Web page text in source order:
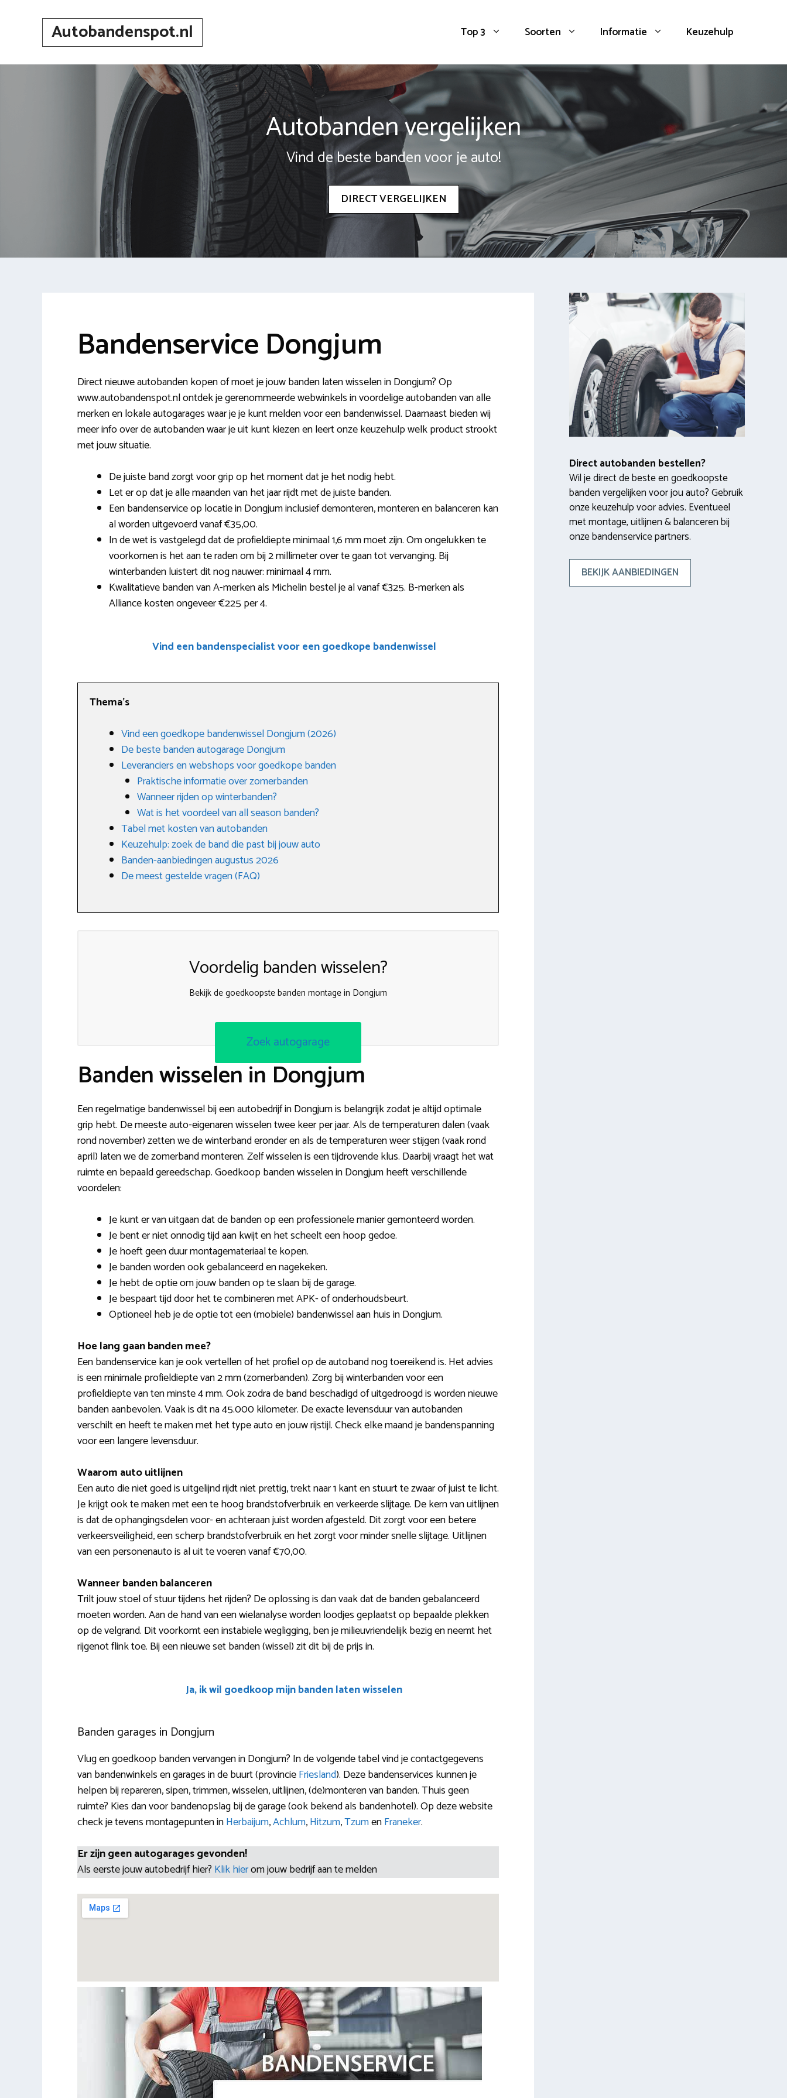
Autobandenspot.nl Top 3 Soorten Informatie Keuzehulp
Autobanden vergelijken
Vind de beste banden voor je auto!
DIRECT VERGELIJKEN
Bandenservice Dongjum
Direct nieuwe autobanden kopen of moet je jouw banden laten wisselen in Dongjum? Op
www.autobandenspot.nl ontdek je gerenommeerde webwinkels in voordelige autobanden van alle
merken en lokale autogarages waar je je kunt melden voor een bandenwissel. Daarnaast bieden wij
meer info over de autobanden waar je uit kunt kiezen en leert onze keuzehulp welk product strookt
met jouw situatie.
De juiste band zorgt voor grip op het moment dat je het nodig hebt.
Let er op dat je alle maanden van het jaar rijdt met de juiste banden.
Een bandenservice op locatie in Dongjum inclusief demonteren, monteren en balanceren kan
al worden uitgevoerd vanaf €35,00.
In de wet is vastgelegd dat de profieldiepte minimaal 1,6 mm moet zijn. Om ongelukken te
voorkomen is het aan te raden om bij 2 millimeter over te gaan tot vervanging. Bij
winterbanden luistert dit nog nauwer: minimaal 4 mm.
Kwalitatieve banden van A-merken als Michelin bestel je al vanaf €325. B-merken als
Alliance kosten ongeveer €225 per 4.
Vind een bandenspecialist voor een goedkope bandenwissel
Thema’s
Vind een goedkope bandenwissel Dongjum (2026)
De beste banden autogarage Dongjum
Leveranciers en webshops voor goedkope banden
Praktische informatie over zomerbanden
Wanneer rijden op winterbanden?
Wat is het voordeel van all season banden?
Tabel met kosten van autobanden
Keuzehulp: zoek de band die past bij jouw auto
Banden-aanbiedingen augustus 2026
De meest gestelde vragen (FAQ)
Voordelig banden wisselen?
Bekijk de goedkoopste banden montage in Dongjum
Zoek autogarage
Banden wisselen in Dongjum
Een regelmatige bandenwissel bij een autobedrijf in Dongjum is belangrijk zodat je altijd optimale
grip hebt. De meeste auto-eigenaren wisselen twee keer per jaar. Als de temperaturen dalen (vaak
rond november) zetten we de winterband eronder en als de temperaturen weer stijgen (vaak rond
april) laten we de zomerband monteren. Zelf wisselen is een tijdrovende klus. Daarbij vraagt het wat
ruimte en bepaald gereedschap. Goedkoop banden wisselen in Dongjum heeft verschillende
voordelen:
Je kunt er van uitgaan dat de banden op een professionele manier gemonteerd worden.
Je bent er niet onnodig tijd aan kwijt en het scheelt een hoop gedoe.
Je hoeft geen duur montagemateriaal te kopen.
Je banden worden ook gebalanceerd en nagekeken.
Je hebt de optie om jouw banden op te slaan bij de garage.
Je bespaart tijd door het te combineren met APK- of onderhoudsbeurt.
Optioneel heb je de optie tot een (mobiele) bandenwissel aan huis in Dongjum.
Hoe lang gaan banden mee?
Een bandenservice kan je ook vertellen of het profiel op de autoband nog toereikend is. Het advies
is een minimale profieldiepte van 2 mm (zomerbanden). Zorg bij winterbanden voor een
profieldiepte van ten minste 4 mm. Ook zodra de band beschadigd of uitgedroogd is worden nieuwe
banden aanbevolen. Vaak is dit na 45.000 kilometer. De exacte levensduur van autobanden
verschilt en heeft te maken met het type auto en jouw rijstijl. Check elke maand je bandenspanning
voor een langere levensduur.
Waarom auto uitlijnen
Een auto die niet goed is uitgelijnd rijdt niet prettig, trekt naar 1 kant en stuurt te zwaar of juist te licht.
Je krijgt ook te maken met een te hoog brandstofverbruik en verkeerde slijtage. De kern van uitlijnen
is dat de ophangingsdelen voor- en achteraan juist worden afgesteld. Dit zorgt voor een betere
verkeersveiligheid, een scherp brandstofverbruik en het zorgt voor minder snelle slijtage. Uitlijnen
van een personenauto is al uit te voeren vanaf €70,00.
Wanneer banden balanceren
Trilt jouw stoel of stuur tijdens het rijden? De oplossing is dan vaak dat de banden gebalanceerd
moeten worden. Aan de hand van een wielanalyse worden loodjes geplaatst op bepaalde plekken
op de velgrand. Dit voorkomt een instabiele wegligging, ben je milieuvriendelijk bezig en neemt het
rijgenot flink toe. Bij een nieuwe set banden (wissel) zit dit bij de prijs in.
Ja, ik wil goedkoop mijn banden laten wisselen
Banden garages in Dongjum
Vlug en goedkoop banden vervangen in Dongjum? In de volgende tabel vind je contactgegevens
van bandenwinkels en garages in de buurt (provincieFriesland). Deze bandenservices kunnen je
helpen bij repareren, sipen, trimmen, wisselen, uitlijnen, (de)monteren van banden. Thuis geen
ruimte? Kies dan voor bandenopslag bij de garage (ook bekend als bandenhotel). Op deze website
check je tevens montagepunten inHerbaijum,Achlum,Hitzum,TzumenFraneker.
Er zijn geen autogarages gevonden!
Als eerste jouw autobedrijf hier? Klik hierom jouw bedrijf aan te melden
Direct autobanden bestellen?
Wil je direct de beste en goedkoopste
banden vergelijken voor jou auto? Gebruik
onze keuzehulp voor advies. Eventueel
met montage, uitlijnen & balanceren bij
onze bandenservice partners.
BEKIJK AANBIEDINGEN